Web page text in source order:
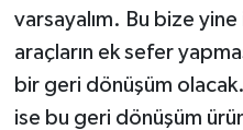
varsayalım. Bu bize yine
araçların ek sefer
bir geri dönüşüm
ise bu geri dönüşüm